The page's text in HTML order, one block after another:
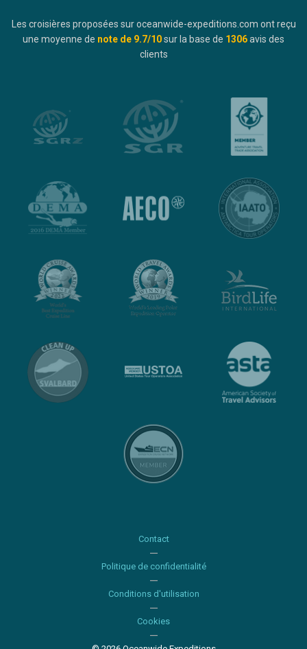
Les croisières proposées sur oceanwide-expeditions.com ont reçu
une moyenne de note de 9.7/10sur la base de 1306avis des
clients
Contact
Politique de confidentialité
Conditions d'utilisation
Cookies